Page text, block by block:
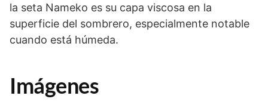
la seta Nameko es su capa viscosa en la
superficie del sombrero, especialmente notable
cuando está húmeda.
Imágenes